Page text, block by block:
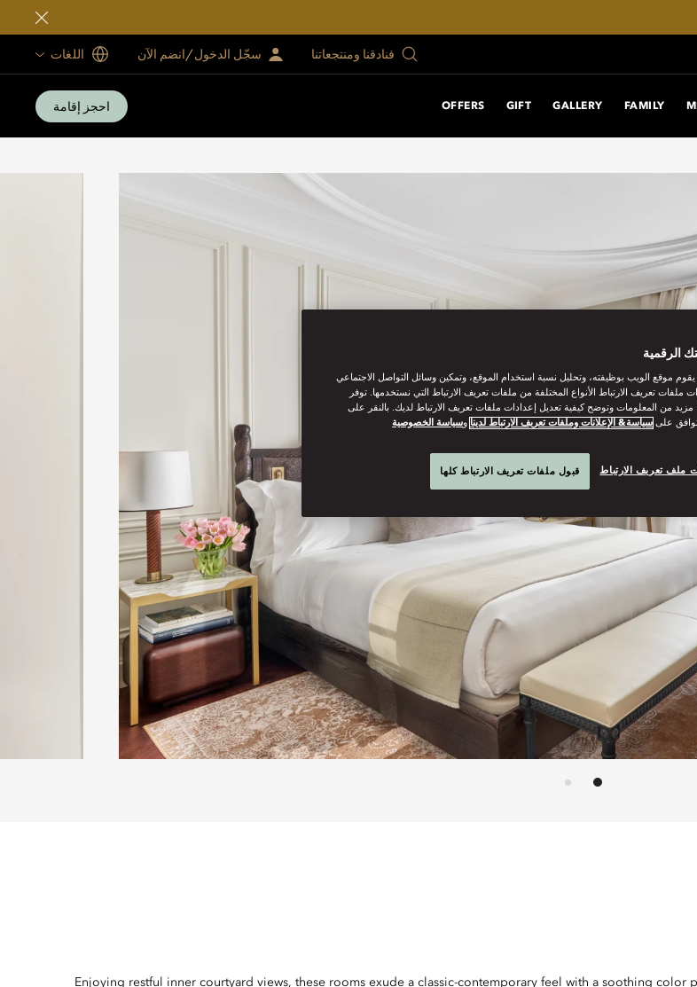
فنادقنا ومنتجعاتنا سجّل الدخول/انضم الآن اللغات
FAMILY
GALLERY
GIFT
OFFERS احجز إقامة
Enjoying restful inner courtyard views, these rooms exude a classic-contemporary feel with a soothing
الرقمية
موقع الويب بوظيفته، وتحليل نسبة استخدام الموقع، وتمكين وسائل التواصل الاجتماعي
ملفات تعريف الارتباط الأنواع المختلفة من ملفات تعريف الارتباط التي نستخدمها. توفر
مزيد من المعلومات وتوضح كيفية تعديل إعدادات ملفات تعريف الارتباط لديك. بالنقر على
على سياسة& الإعلانات وملفات تعريف الارتباط لدينا وسياسة الخصوصية
ملف تعريف الارتباط قبول ملفات تعريف الارتباط كلها